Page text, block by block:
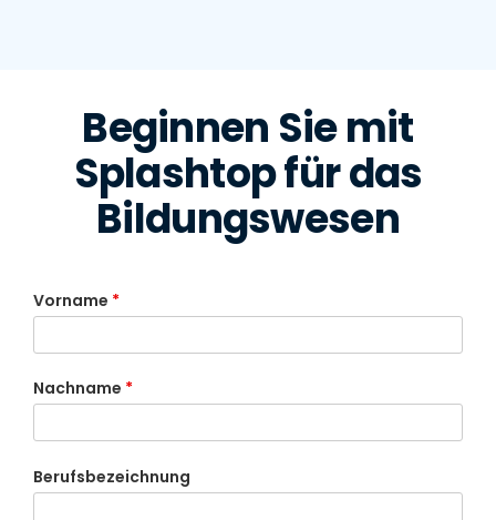
Beginnen Sie mit
Splashtop für das
Bildungswesen
Vorname *
Nachname *
Berufsbezeichnung